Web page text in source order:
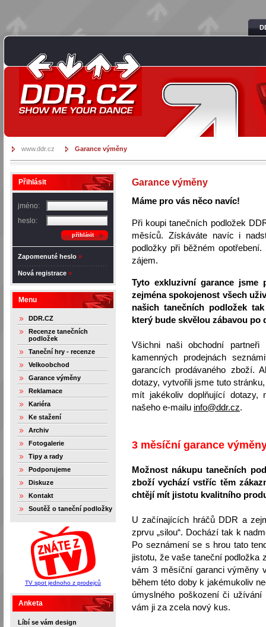
DDR.cz
www.ddr.cz Garance výměny
Přihlásit
jméno:
heslo:
přihlásit
Zapomenuté heslo »
Nová registrace »
Menu
DDR.CZ
Recenze tanečních
podložek
Taneční hry - recenze
Velkoobchod
Garance výměny
Reklamace
Kariéra
Ke stažení
Archiv
Fotogalerie
Tipy a rady
Podporujeme
Diskuze
Kontakt
Soutěž o taneční podložky
TV spot jednoho z prodejců
Anketa
Líbí se vám design
Garance výměny
Máme pro vás něco navíc!
Při koupi tanečních podložek
měsíců. Získáváte navíc i
podložky při běžném
zájem.
Tyto exkluzivní garance
zejména spokojenost všech
našich tanečních podložek
který bude skvělou zábavou po
Všichni naši obchodní
kamenných prodejnách
garancích prodávaného zboží.
dotazy, vytvořili jsme tuto
mít jakékoliv doplňující dotazy,
našeho e-mailu info@ddr.cz.
3 měsíční garance
Možnost nákupu tanečních
zboží vychází vstříc těm
chtějí mít jistotu kvalitního
U začínajících hráčů DDR a
zprvu „silou“. Dochází tak k
Po seznámení se s hrou tato
jistotu, že vaše taneční podložka
vám 3 měsíční garanci výměny
během této doby k jakémukoliv
úmyslného poškození či
vám ji za zcela nový kus.